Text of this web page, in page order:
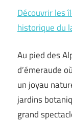
Découvrir les
historique du
Au pied des
d’émeraude
un joyau
jardins
grand